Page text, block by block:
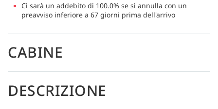
Ci sarà un addebito di 100.0% se si annulla con un
preavviso inferiore a 67 giorni prima dell'arrivo
CABINE
DESCRIZIONE